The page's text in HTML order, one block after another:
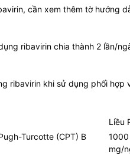
cần xem thêm tờ hướng
ribavirin chia thành 2 lần/
ribavirin khi sử dụng phối
Liều
Turcotte (CPT) B
mg/